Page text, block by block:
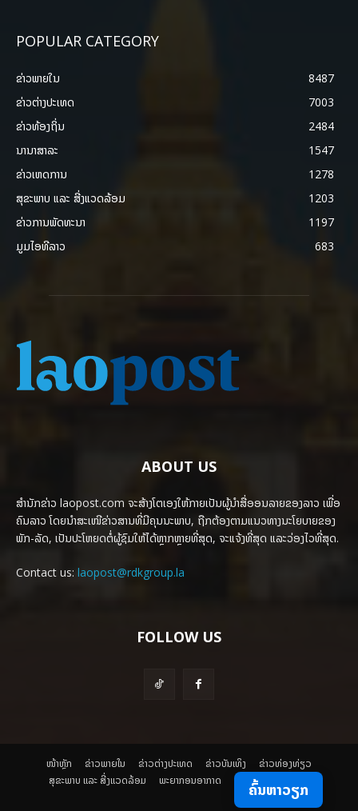
POPULAR CATEGORY
ຂ່າວພາຍ​ໃນ
8487
ຂ່າວຕ່າງປະເທດ
7003
ຂ່າວທ້ອງຖິ່ນ
2484
ນານາສາລະ
1547
ຂ່າວເຫດການ
1278
ສຸຂະພາບ ແລະ ສີ່ງແວດລ້ອມ
1203
ຂ່າວການພັດທະນາ
1197
ມູມໄອທີລາວ
683
ABOUT US
ສຳນັກຂ່າວ laopost.com ຈະສ້າງໂຕເອງໃຫ້ກາຍເປັນຜູ້ນຳສື່ອອນລາຍຂອງລາວ ເພື່ອ
ຄົນລາວ ໂດຍນຳສະເໜີຂ່າວສານທີ່ມີຄຸນນະພາບ, ຖືກຕ້ອງຕາມແນວທາງນະໂຍບາຍຂອງ
ພັກ-ລັດ, ເປັນປະໂຫຍດຕໍ່ຜູ້ຊົມໃຫ້ໄດ້ຫຼາກຫຼາຍທີ່ສຸດ, ຈະແຈ້ງທີ່ສຸດ ແລະວ່ອງໄວທີ່ສຸດ.
Contact us: laopost@rdkgroup.la
FOLLOW US
ໜ້າຫຼັກ ຂ່າວພາຍ​ໃນ ຂ່າວຕ່າງປະເທດ ​ຂ່າວບັນເທິງ
​ຂ່າວທ່ອງທ່ຽວ
ສຸຂະພາບ ແລະ ສີ່ງແວດລ້ອມ
ພະຍາກອນອາກາດ ຄົ້ນຫາວຽກ